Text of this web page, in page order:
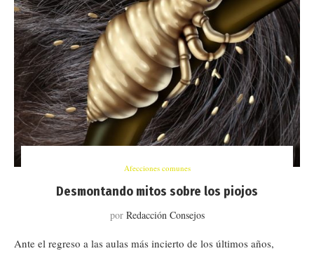
Afecciones comunes
Desmontando mitos sobre los piojos
por Redacción Consejos
Ante el regreso a las aulas más incierto de los últimos años,